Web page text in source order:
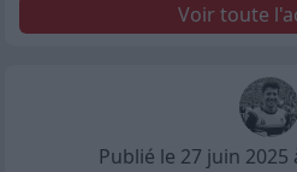
Voir toute
Publié le 27 juin 2025